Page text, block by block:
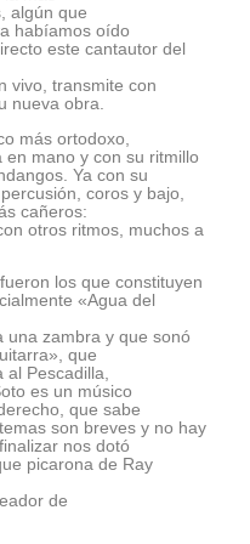
algún que
habíamos oído
este cantautor del
vivo, transmite con
nueva obra.
más ortodoxo,
mano y con su ritmillo
Ya con su
coros y bajo,
cañeros:
otros ritmos, muchos a
los que constituyen
«Agua del
una zambra y que sonó
que
al Pescadilla,
es un músico
que sabe
son breves y no hay
nos dotó
picarona de Ray
de